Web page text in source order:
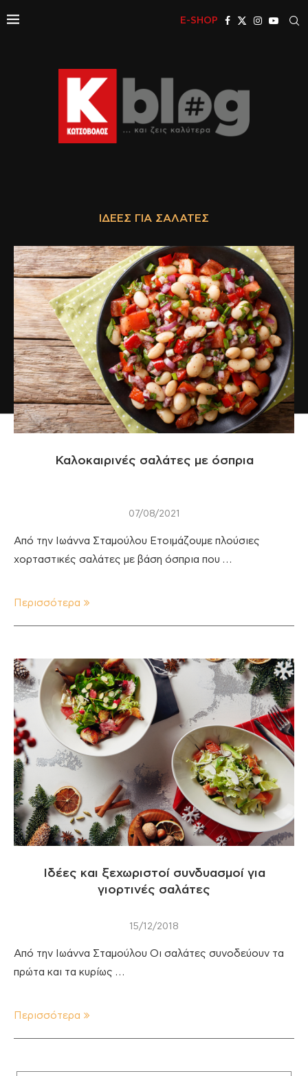
E-SHOP
ΙΔΈΕΣ ΓΙΑ ΣΑΛΆΤΕΣ
Καλοκαιρινές σαλάτες με όσπρια
07/08/2021
Από την Ιωάννα Σταμούλου Ετοιμάζουμε πλούσιες
χορταστικές σαλάτες με βάση όσπρια που …
Περισσότερα
Ιδέες και ξεχωριστοί συνδυασμοί για
γιορτινές σαλάτες
15/12/2018
Από την Ιωάννα Σταμούλου Οι σαλάτες συνοδεύουν τα
πρώτα και τα κυρίως …
Περισσότερα